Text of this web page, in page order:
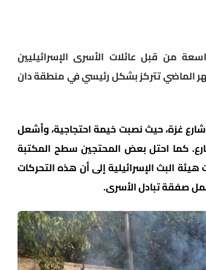
من قبل عائلات الأسرى الإسرائيليين
الماضي تتركز بشكل رئيسي في منطقة دان
غزة، حيث نصبت خيمة احتجاجية، وأشعل
كما احتل بعض المحتجين سطح المكتبة
البث الإسرائيلية إلى أن هذه التحركات
صفقة تبادل الأسرى.